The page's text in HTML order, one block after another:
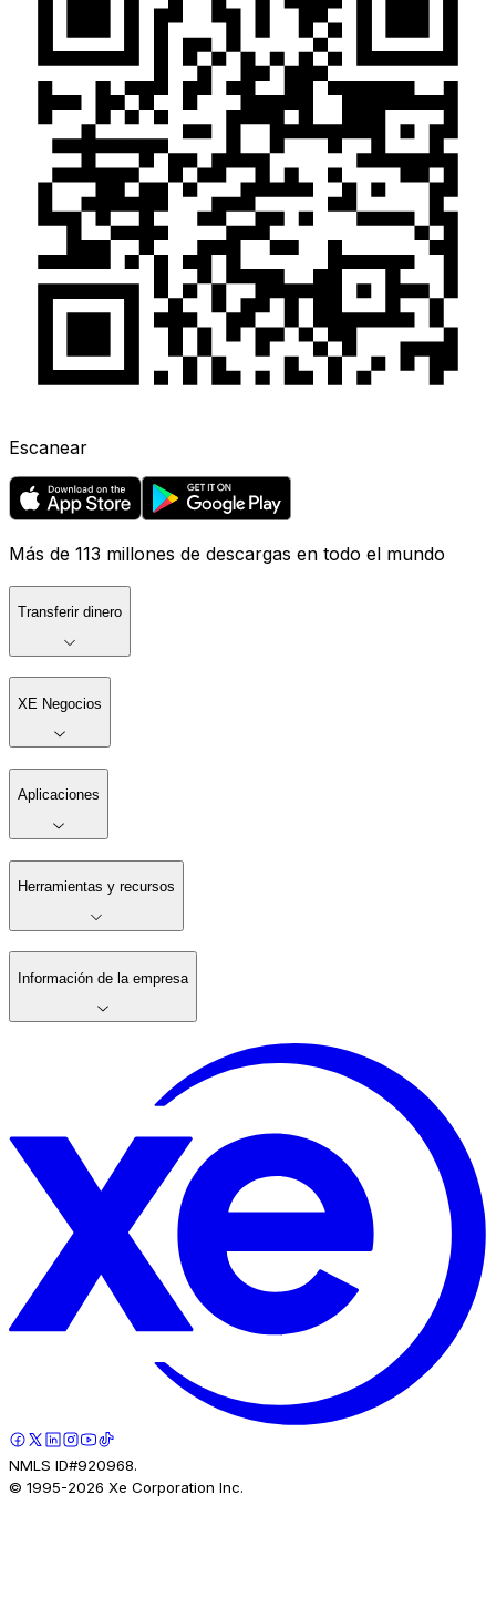
Escanear
Más de 113 millones de descargas en todo el mundo
Transferir dinero
XE Negocios
Aplicaciones
Herramientas y recursos
Información de la empresa
NMLS ID#920968.
© 1995-2026 Xe Corporation Inc.